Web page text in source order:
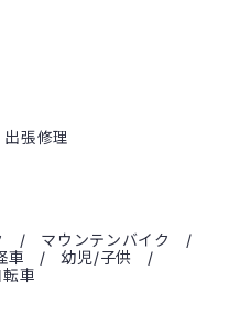
出張修理
マウンテンバイク
車
幼児/子供
車